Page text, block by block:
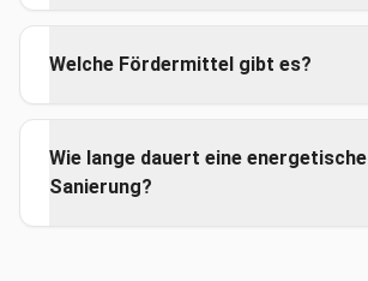
Welche Fördermittel gibt es?
Wie lange dauert eine energetische
Sanierung?